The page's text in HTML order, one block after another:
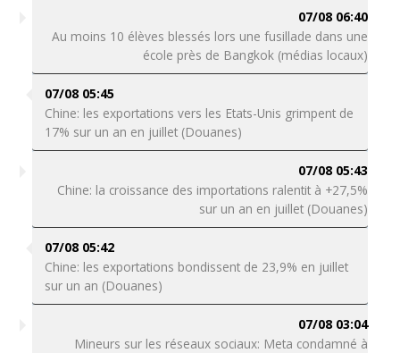
07/08 06:40
Au moins 10 élèves blessés lors une fusillade dans une
école près de Bangkok (médias locaux)
07/08 05:45
Chine: les exportations vers les Etats-Unis grimpent de
17% sur un an en juillet (Douanes)
07/08 05:43
Chine: la croissance des importations ralentit à +27,5%
sur un an en juillet (Douanes)
07/08 05:42
Chine: les exportations bondissent de 23,9% en juillet
sur un an (Douanes)
07/08 03:04
Mineurs sur les réseaux sociaux: Meta condamné à